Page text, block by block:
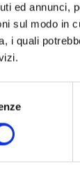
ed annunci,
sul modo in
i quali